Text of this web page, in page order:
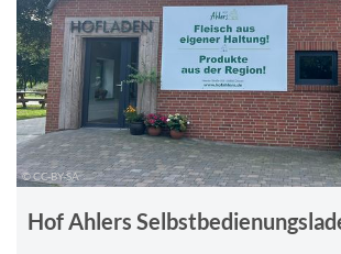
© CC-BY-SA